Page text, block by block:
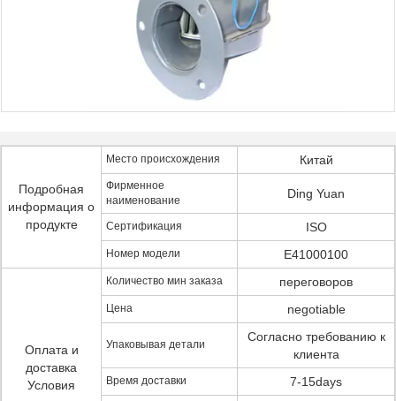
Подробная
информация о
продукте
Место происхождения Китай
Фирменное
наименование
Ding Yuan
Сертификация ISO
Номер модели E41000100
Оплата и
доставка
Условия
Количество мин заказа переговоров
Цена negotiable
Упаковывая детали
Согласно требованию к
клиента
Время доставки 7-15days